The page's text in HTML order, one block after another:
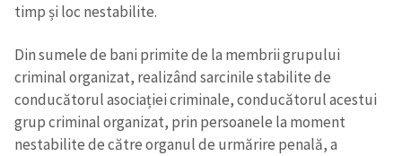
timp și loc nestabilite.
Din sumele de bani primite de la membrii grupului
criminal organizat, realizând sarcinile stabilite de
conducătorul asociației criminale, conducătorul acestui
grup criminal organizat, prin persoanele la moment
nestabilite de către organul de urmărire penală, a